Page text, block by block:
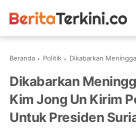
Beranda Politik Dikabarkan Meninggal Dunia, Kim Jong
Dikabarkan
Kim Jong Un Kirim
Untuk Presiden